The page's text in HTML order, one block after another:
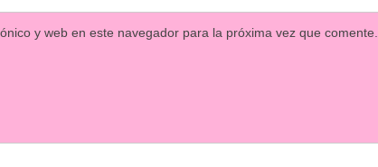
y web en este navegador para la próxima vez que comente.